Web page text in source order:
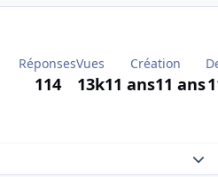
Réponses
114
Vues
13k
Création
11 ans11 ans